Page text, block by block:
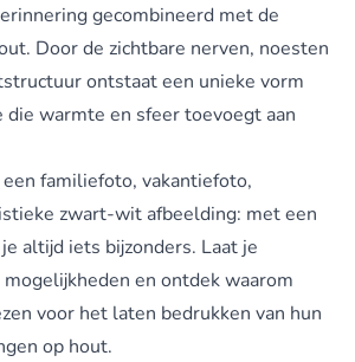
gecombineerd met de
Door de zichtbare nerven, noesten
ontstaat een unieke vorm
die warmte en sfeer toevoegt aan
familiefoto, vakantiefoto,
zwart-wit afbeelding: met een
altijd iets bijzonders. Laat je
en ontdek waarom
voor het laten bedrukken van hun
op hout.